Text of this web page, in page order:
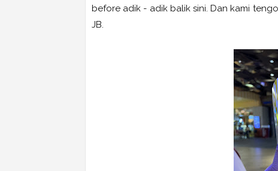
before adik - adik balik sini. Dan kami
JB.